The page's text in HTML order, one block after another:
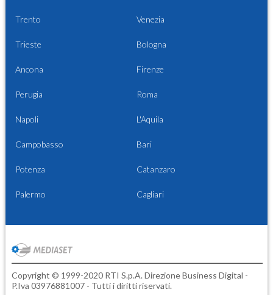
Trento Venezia
Trieste Bologna
Ancona Firenze
Perugia Roma
Napoli L'Aquila
Campobasso Bari
Potenza Catanzaro
Palermo Cagliari
Copyright © 1999-2020 RTI S.p.A. Direzione Business Digital -
P.Iva 03976881007 - Tutti i diritti riservati.